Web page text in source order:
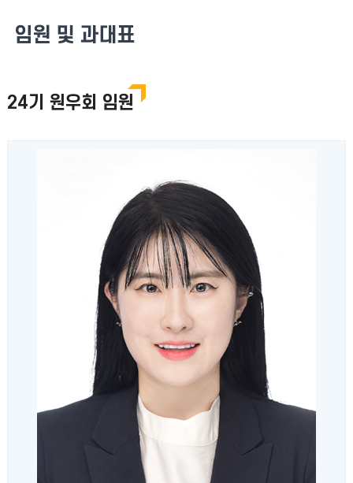
임원 및 과대표
24기 원우회 임원